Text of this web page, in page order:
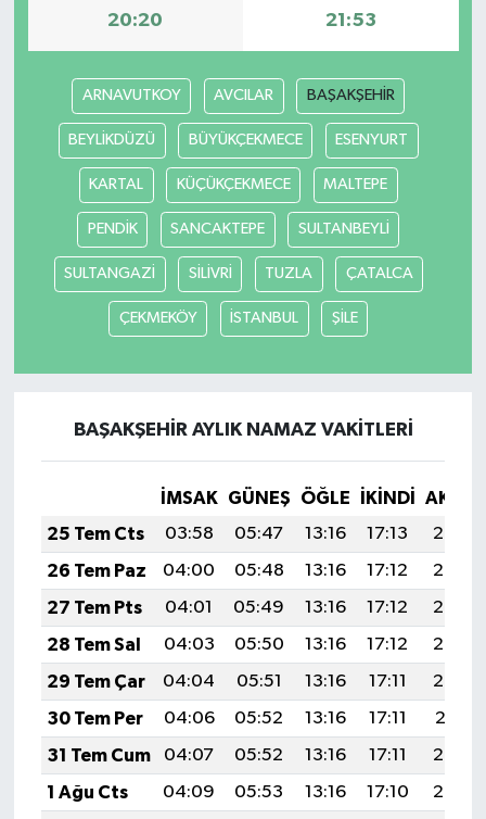
20:20 21:53
ARNAVUTKOY AVCILAR BAŞAKŞEHİR
BEYLİKDÜZÜ BÜYÜKÇEKMECE ESENYURT
KARTAL KÜÇÜKÇEKMECE MALTEPE
PENDİK SANCAKTEPE SULTANBEYLİ
SULTANGAZİ SİLİVRİ TUZLA ÇATALCA
ÇEKMEKÖY İSTANBUL ŞİLE
BAŞAKŞEHİR AYLIK NAMAZ VAKITLERI
İMSAK GÜNEŞ ÖĞLE İKINDI
25 Tem Cts
03:58 05:47 13:16 17:13
20:36
26 Tem Paz
04:00 05:48 13:16 17:12
20:35
27 Tem Pts
04:01 05:49 13:16 17:12
20:34
28 Tem Sal
04:03 05:50 13:16 17:12
20:33
29 Tem Çar
04:04 05:51 13:16 17:11
20:32
30 Tem Per
04:06 05:52 13:16 17:11
20:31
31 Tem Cum
04:07 05:52 13:16 17:11
20:30
1 Ağu Cts
04:09 05:53 13:16 17:10
20:29